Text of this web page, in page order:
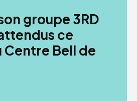
groupe 3RD
ce
Centre Bell de